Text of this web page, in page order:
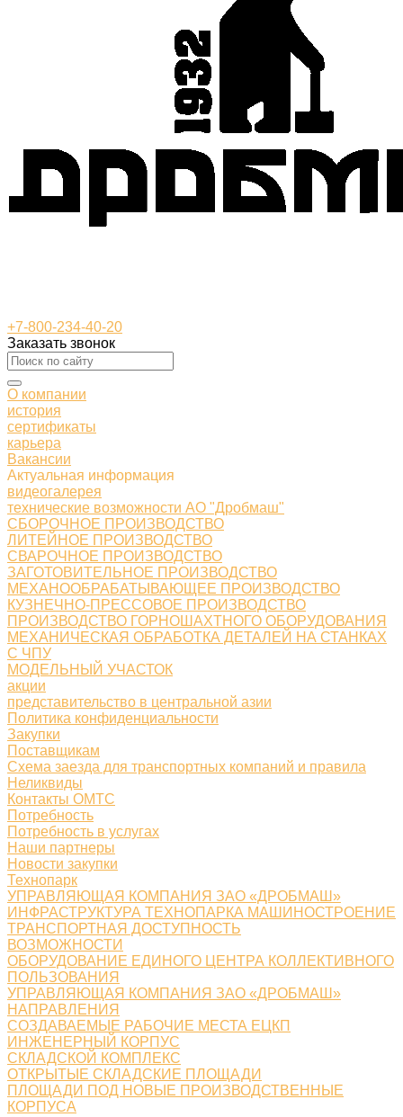
+7-800-234-40-20
Заказать звонок
О компании
история
сертификаты
карьера
Вакансии
Актуальная информация
видеогалерея
технические возможности АО "Дробмаш"
СБОРОЧНОЕ ПРОИЗВОДСТВО
ЛИТЕЙНОЕ ПРОИЗВОДСТВО
СВАРОЧНОЕ ПРОИЗВОДСТВО
ЗАГОТОВИТЕЛЬНОЕ ПРОИЗВОДСТВО
МЕХАНООБРАБАТЫВАЮЩЕЕ ПРОИЗВОДСТВО
КУЗНЕЧНО-ПРЕССОВОЕ ПРОИЗВОДСТВО
ПРОИЗВОДСТВО ГОРНОШАХТНОГО ОБОРУДОВАНИЯ
МЕХАНИЧЕСКАЯ ОБРАБОТКА ДЕТАЛЕЙ НА СТАНКАХ
С ЧПУ
МОДЕЛЬНЫЙ УЧАСТОК
акции
представительство в центральной азии
Политика конфиденциальности
Закупки
Поставщикам
Схема заезда для транспортных компаний и правила
Неликвиды
Контакты ОМТС
Потребность
Потребность в услугах
Наши партнеры
Новости закупки
Технопарк
УПРАВЛЯЮЩАЯ КОМПАНИЯ ЗАО «ДРОБМАШ»
ИНФРАСТРУКТУРА ТЕХНОПАРКА МАШИНОСТРОЕНИЕ
ТРАНСПОРТНАЯ ДОСТУПНОСТЬ
ВОЗМОЖНОСТИ
ОБОРУДОВАНИЕ ЕДИНОГО ЦЕНТРА КОЛЛЕКТИВНОГО
ПОЛЬЗОВАНИЯ
УПРАВЛЯЮЩАЯ КОМПАНИЯ ЗАО «ДРОБМАШ»
НАПРАВЛЕНИЯ
СОЗДАВАЕМЫЕ РАБОЧИЕ МЕСТА ЕЦКП
ИНЖЕНЕРНЫЙ КОРПУС
СКЛАДСКОЙ КОМПЛЕКС
ОТКРЫТЫЕ СКЛАДСКИЕ ПЛОЩАДИ
ПЛОЩАДИ ПОД НОВЫЕ ПРОИЗВОДСТВЕННЫЕ
КОРПУСА